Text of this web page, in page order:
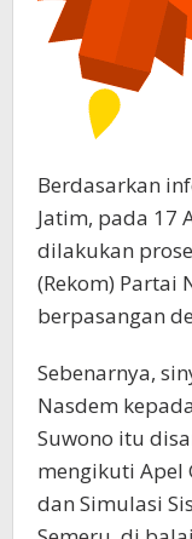
Berdasarkan
Jatim, pada 17
dilakukan
(Rekom) Partai
berpasangan
Sebenarnya,
Nasdem
Suwono itu
mengikuti Apel
dan Simulasi